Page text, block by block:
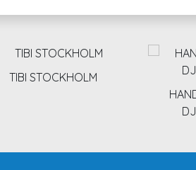
TIBI STOCKHOLM